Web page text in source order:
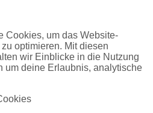
Cookies, um das Website-
optimieren. Mit diesen
wir Einblicke in die Nutzung
um deine Erlaubnis, analytische